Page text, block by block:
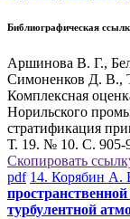
Библиографическая
Аршинова В. Г.,
Симоненков Д. В.,
Комплексная
Норильского
стратификация
Т. 19. № 10. С. 905-
Скопировать
pdf 14. Корябин А.
турбулентной